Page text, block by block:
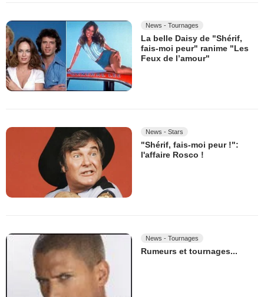
News - Tournages
La belle Daisy de "Shérif,
fais-moi peur" ranime "Les
Feux de l’amour"
News - Stars
"Shérif, fais-moi peur !":
l'affaire Rosco !
News - Tournages
Rumeurs et tournages...